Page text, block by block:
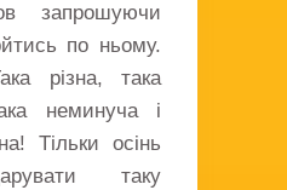
запрошуючи
по ньому.
різна, така
неминуча і
Тільки осінь
таку